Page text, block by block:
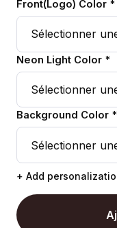
Front(Logo) Color *
Neon Light Color *
Background Color *
+ Add